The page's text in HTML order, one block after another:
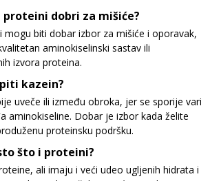
proteini dobri za mišiće?
mogu biti dobar izbor za mišiće i oporavak,
aminokiselinski sastav ili
izvora proteina.
kazein?
uveče ili između obroka, jer se sporije vari
aminokiseline. Dobar je izbor kada želite
proteinsku podršku.
što i proteini?
ali imaju i veći udeo ugljenih hidrata i